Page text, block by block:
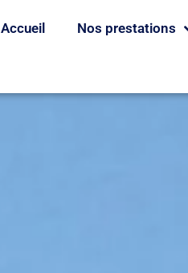
Accueil Nos prestations